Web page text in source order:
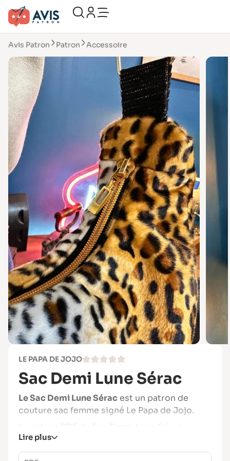
Avis Patron Patron Accessoire
LE PAPA DE JOJO
Sac Demi Lune Sérac
Le Sac Demi Lune Sérac est un patron de
couture sac femme signé Le Papa de Jojo.
propose un modèle épuré et accessible, idéal
pour les couturières en quête d’un projet
Lire plus